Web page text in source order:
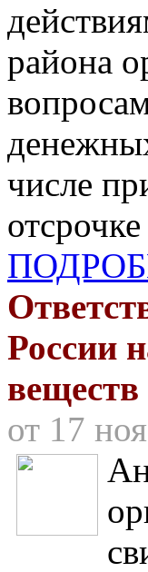
района
числе
России
веществ
от 17